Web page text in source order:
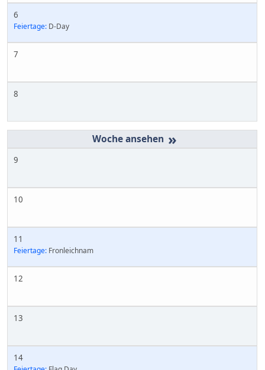
6
Feiertage: D-Day
7
8
»
9
10
11
Feiertage: Fronleichnam
12
13
14